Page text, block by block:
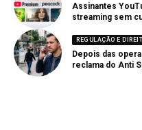
Assinantes
streaming sem
REGULAÇÃO E
Depois das
reclama do Anti